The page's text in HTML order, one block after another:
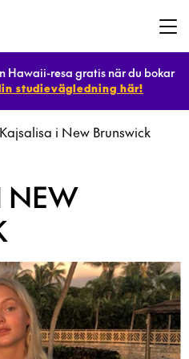
Hawaii-resa gratis när du bokar
studievägledning här!
Kajsalisa i New Brunswick
NEW